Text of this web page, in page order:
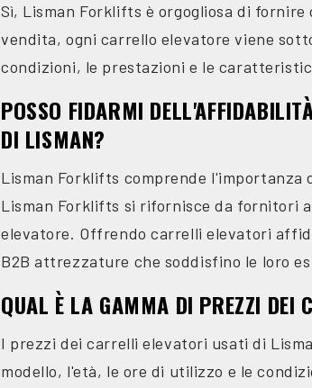
Sì, Lisman Forklifts è orgogliosa di
vendita, ogni carrello elevatore viene
condizioni, le prestazioni e le
POSSO FIDARMI
DI LISMAN?
Lisman Forklifts comprende
Lisman Forklifts si rifornisce da fornitori
elevatore. Offrendo carrelli elevatori
B2B attrezzature che soddisfino le loro
QUAL È LA GAMMA DI PREZZI DEI
I prezzi dei carrelli elevatori usati di
modello, l'età, le ore di utilizzo e le